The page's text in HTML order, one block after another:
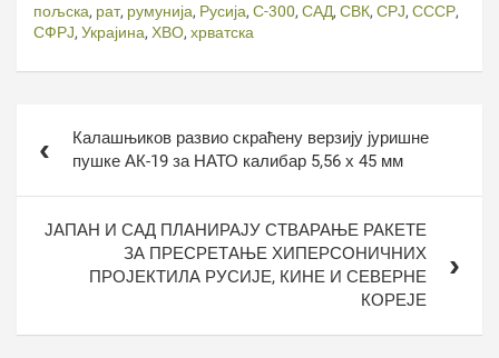
пољска, рат, румунија, Русија, С-300, САД, СВК, СРЈ, СССР,
СФРЈ, Украјина, ХВО, хрватска
чланкаКалашњиков развио скраћену верзију јуришне
пушке АК-19 за НАТО калибар 5,56 х 45 мм
ЈАПАН И САД ПЛАНИРАЈУ СТВАРАЊЕ РАКЕТЕ
ЗА ПРЕСРЕТАЊЕ ХИПЕРСОНИЧНИХ
ПРОЈЕКТИЛА РУСИЈЕ, КИНЕ И СЕВЕРНЕ
КОРЕЈЕ